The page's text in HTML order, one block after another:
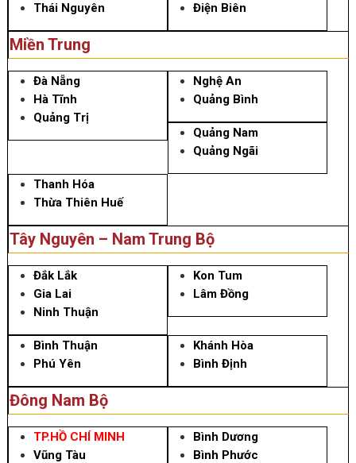
Thái Nguyên
Điện Biên
Miền Trung
Đà Nẵng
Hà Tĩnh
Quảng Trị
Nghệ An
Quảng Bình
Quảng Nam
Quảng Ngãi
Thanh Hóa
Thừa Thiên Huế
Tây Nguyên – Nam Trung Bộ
Đắk Lắk
Gia Lai
Ninh Thuận
Kon Tum
Lâm Đồng
Bình Thuận
Phú Yên
Khánh Hòa
Bình Định
Đông Nam Bộ
TP.HỒ CHÍ MINH
Vũng Tàu
Bình Dương
Bình Phước